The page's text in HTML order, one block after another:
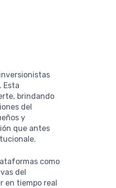
. Esta
brindando
del
y
que antes
como
del
en tiempo real